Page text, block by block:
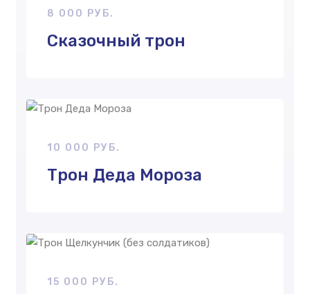
8 000 РУБ.
Сказочный трон
10 000 РУБ.
Трон Деда Мороза
15 000 РУБ.